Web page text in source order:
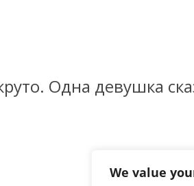
We value
Одна девушка